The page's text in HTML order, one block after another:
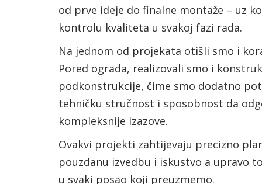
od prve ideje do finalne montaže – uz
kontrolu kvaliteta u svakoj fazi rada.
Na jednom od projekata otišli smo i
Pored ograda, realizovali smo i
podkonstrukcije, čime smo dodatno
tehničku stručnost i sposobnost da
kompleksnije izazove.
Ovakvi projekti zahtijevaju precizno
pouzdanu izvedbu i iskustvo a upravo
u svaki posao koji preuzmemo.